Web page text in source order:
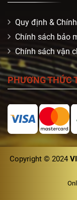
Quy định &
Chính sách bảo
Chính sách vận
PHƯƠNG THỨC
Copyright © 2024